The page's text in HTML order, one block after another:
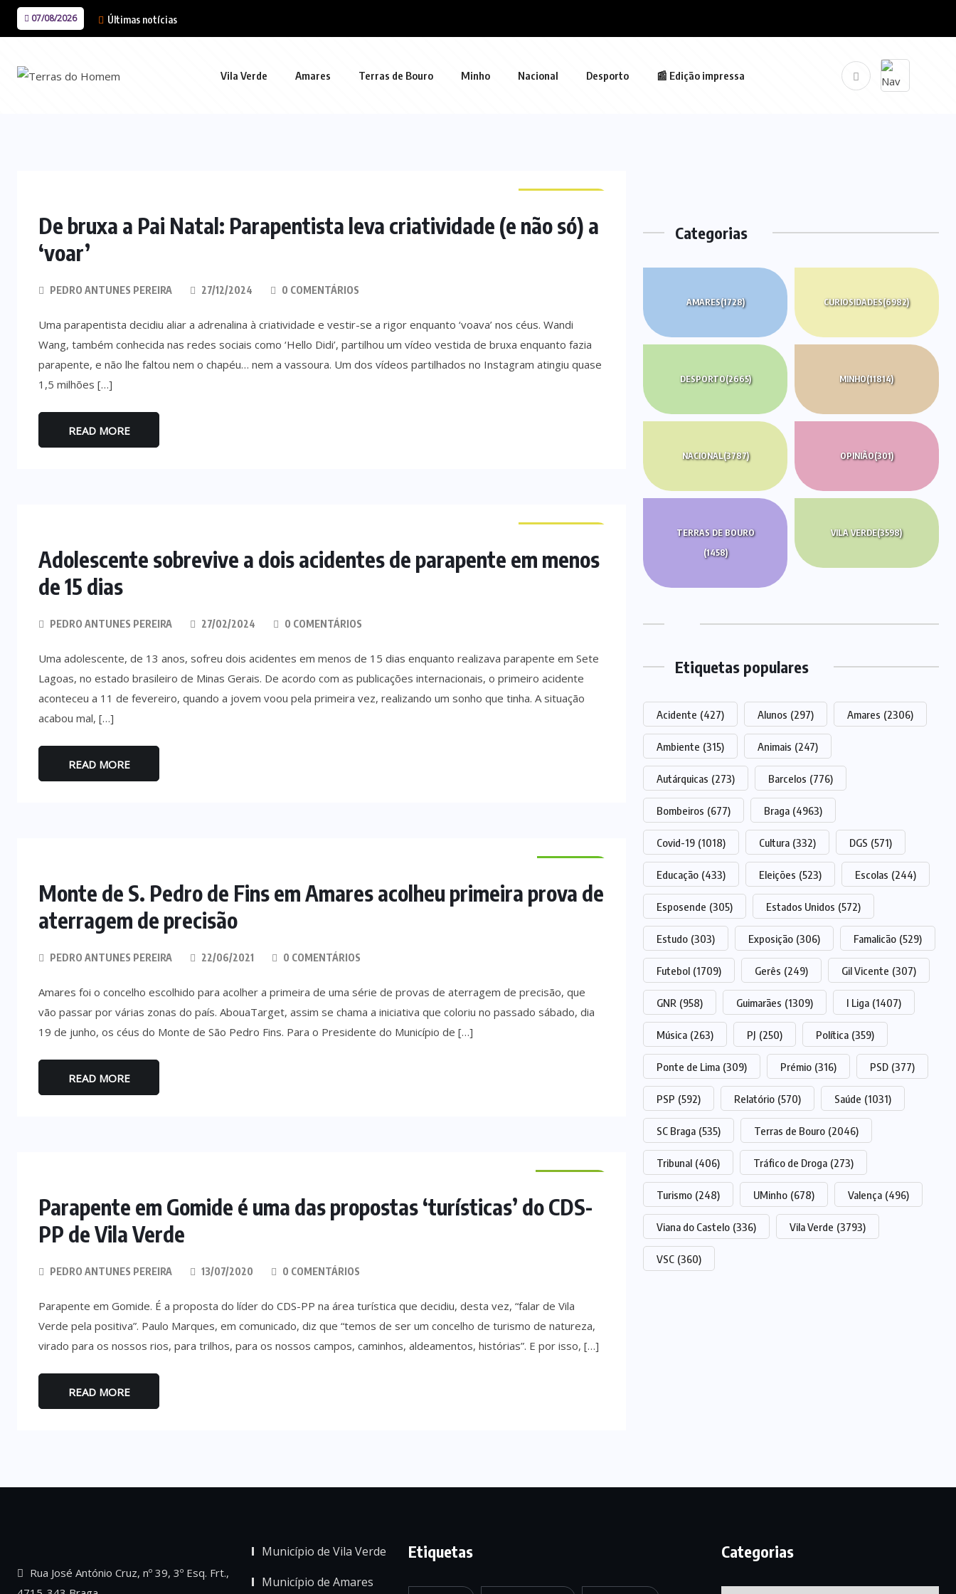
07/08/2026 Últimas notícias
Vila Verde Amares Terras de Bouro Minho Nacional Desporto 📰 Edição impressa
De bruxa a Pai Natal: Parapentista leva criatividade (e não só) a
‘voar’
PEDRO ANTUNES PEREIRA 27/12/2024 0 COMENTÁRIOS
Uma parapentista decidiu aliar a adrenalina à criatividade e vestir-se a rigor enquanto ‘voava’ nos céus. Wandi
Wang, também conhecida nas redes sociais como ‘Hello Didi’, partilhou um vídeo vestida de bruxa enquanto fazia
parapente, e não lhe faltou nem o chapéu… nem a vassoura. Um dos vídeos partilhados no Instagram atingiu quase
1,5 milhões […]
READ MORE
Adolescente sobrevive a dois acidentes de parapente em menos
de 15 dias
PEDRO ANTUNES PEREIRA 27/02/2024 0 COMENTÁRIOS
Uma adolescente, de 13 anos, sofreu dois acidentes em menos de 15 dias enquanto realizava parapente em Sete
Lagoas, no estado brasileiro de Minas Gerais. De acordo com as publicações internacionais, o primeiro acidente
aconteceu a 11 de fevereiro, quando a jovem voou pela primeira vez, realizando um sonho que tinha. A situação
acabou mal, […]
READ MORE
Monte de S. Pedro de Fins em Amares acolheu primeira prova de
aterragem de precisão
PEDRO ANTUNES PEREIRA 22/06/2021 0 COMENTÁRIOS
Amares foi o concelho escolhido para acolher a primeira de uma série de provas de aterragem de precisão, que
vão passar por várias zonas do país. AbouaTarget, assim se chama a iniciativa que coloriu no passado sábado, dia
19 de junho, os céus do Monte de São Pedro Fins. Para o Presidente do Município de […]
READ MORE
Parapente em Gomide é uma das propostas ‘turísticas’ do CDS-
PP de Vila Verde
PEDRO ANTUNES PEREIRA 13/07/2020 0 COMENTÁRIOS
Parapente em Gomide. É a proposta do líder do CDS-PP na área turística que decidiu, desta vez, “falar de Vila
Verde pela positiva”. Paulo Marques, em comunicado, diz que “temos de ser um concelho de turismo de natureza,
virado para os nossos rios, para trilhos, para os nossos campos, caminhos, aldeamentos, histórias”. E por isso, […]
READ MORE
Categorias
AMARES(1728) CURIOSIDADES(6982)
DESPORTO(2665) MINHO(11814)
NACIONAL(3787) OPINIÃO(301)
TERRAS DE BOURO
(1458)
VILA VERDE(3598)
Etiquetas populares
Acidente (427) Alunos (297) Amares (2306)
Ambiente (315) Animais (247)
Autárquicas (273) Barcelos (776)
Bombeiros (677) Braga (4963)
Covid-19 (1018) Cultura (332) DGS (571)
Educação (433) Eleições (523) Escolas (244)
Esposende (305) Estados Unidos (572)
Estudo (303) Exposição (306) Famalicão (529)
Futebol (1709) Gerês (249) Gil Vicente (307)
GNR (958) Guimarães (1309) I Liga (1407)
Música (263) PJ (250) Política (359)
Ponte de Lima (309) Prémio (316) PSD (377)
PSP (592) Relatório (570) Saúde (1031)
SC Braga (535) Terras de Bouro (2046)
Tribunal (406) Tráfico de Droga (273)
Turismo (248) UMinho (678) Valença (496)
Viana do Castelo (336) Vila Verde (3793)
VSC (360)
Rua José António Cruz, nº 39, 3º Esq. Frt.,
Município de Vila Verde
Município de Amares
Etiquetas Categorias